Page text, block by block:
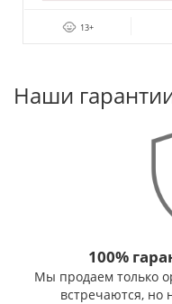
13+
Наши
100%
Мы продаем только
встречаются, но